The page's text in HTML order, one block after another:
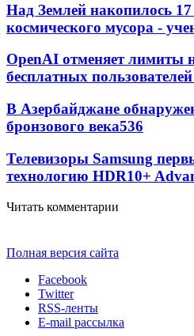
Над Землей накопилось
космического мусора -
OpenAI отменяет лимиты
бесплатных
В Азербайджане
бронзового века536
Телевизоры Samsung
технологию HDR10+
Читать комментарии
Полная версия сайта
Facebook
Twitter
RSS-ленты
E-mail рассылка